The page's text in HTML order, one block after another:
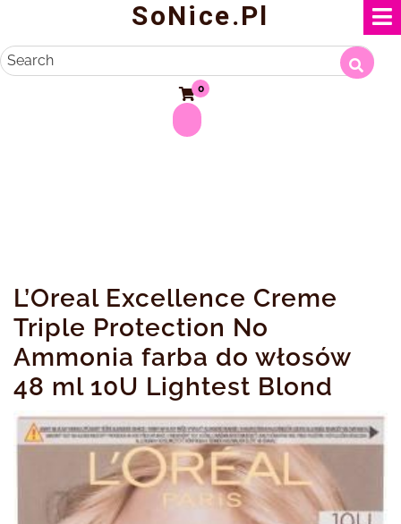
content
SoNice.pl
Search
0
L’Oreal Excellence Creme
Triple Protection No
Ammonia farba do włosów
48 ml 10U Lightest Blond